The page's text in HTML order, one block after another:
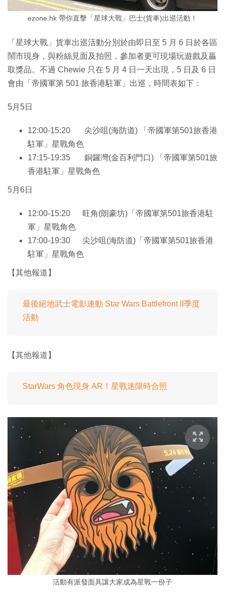
ezone.hk 帶你直擊「星球大戰」巴士(貨車)出巡活動！
「星球大戰」貨車出巡活動分別於由即日至 5 月 6 日於各區
鬧市現身，與粉絲見面及拍照，參加者更可現場玩遊戲及贏
取獎品。不過 Chewie 只在 5 月 4 日一天出現，5 日及 6 日
會由「帝國軍第 501 旅香港駐軍」出巡，時間表如下：
5月5日
12:00-15:20 尖沙咀(海防道) 「帝國軍第501旅香港
駐軍」星戰角色
17:15-19:35 銅鑼灣(金百利門口) 「帝國軍第501旅
香港駐軍」星戰角色
5月6日
12:00-15:20 旺角(朗豪坊)「帝國軍第501旅香港駐
軍」星戰角色
17:00-19:30 尖沙咀(海防道)「帝國軍第501旅香港
駐軍」星戰角色
【其他報道】
最後絕地武士電影連動 Star Wars Battlefront II季度
活動
【其他報道】
StarWars 角色現身 AR！星戰迷限時合照
活動有派發面具讓大家成為星戰一份子